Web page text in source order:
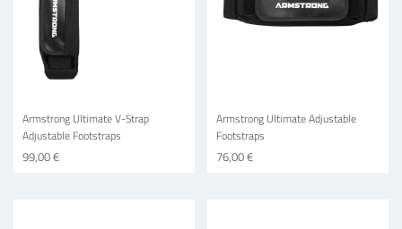
Armstrong Ultimate V-Strap
Adjustable Footstraps
99,00 €
Armstrong Ultimate Adjustable
Footstraps
76,00 €